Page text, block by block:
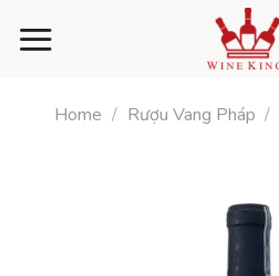
Home / Rượu Vang Pháp /